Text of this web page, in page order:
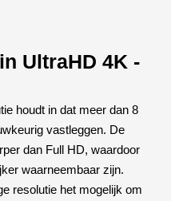
UltraHD 4K -
houdt in dat meer dan 8
vastleggen. De
dan Full HD, waardoor
waarneembaar zijn.
resolutie het mogelijk om